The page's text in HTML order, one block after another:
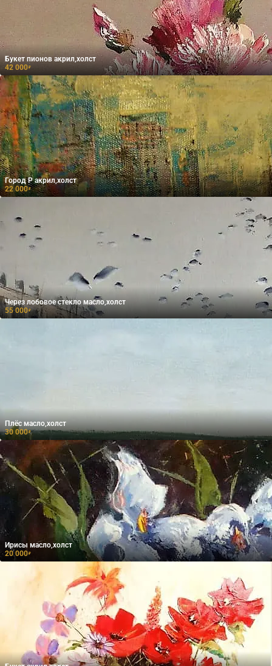
Букет пионов акрил,холст
42 000₽
Город Р акрил,холст
22 000₽
Через лобовое стекло масло,холст
55 000₽
Плёс масло,холст
30 000₽
Ирисы масло,холст
20 000₽